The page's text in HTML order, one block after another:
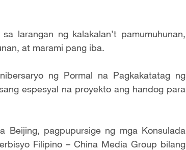
larangan ng kalakalan’t pamumuhunan,
at marami pang iba.
ng Pormal na Pagkakatatag ng
espesyal na proyekto ang handog para
Beijing, pagpupursige ng mga Konsulada
Filipino – China Media Group bilang